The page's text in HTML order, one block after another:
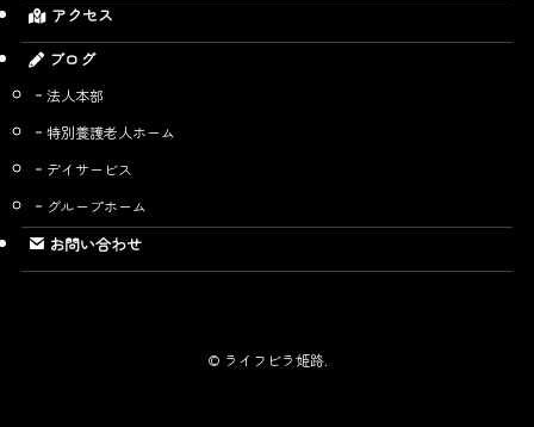
アクセス
ブログ
法人本部
特別養護老人ホーム
デイサービス
グループホーム
お問い合わせ
© ライフビラ姫路.